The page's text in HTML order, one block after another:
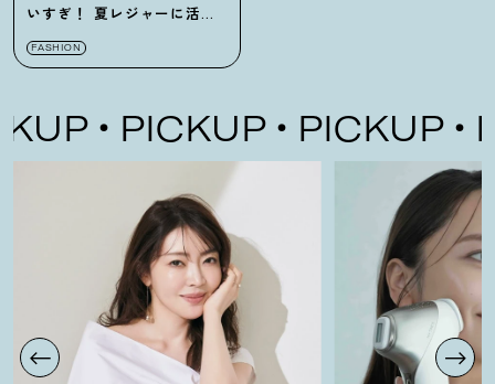
いすぎ！ 夏レジャーに活躍
のバッグ2種登場
FASHION
PICKUP PICKUP